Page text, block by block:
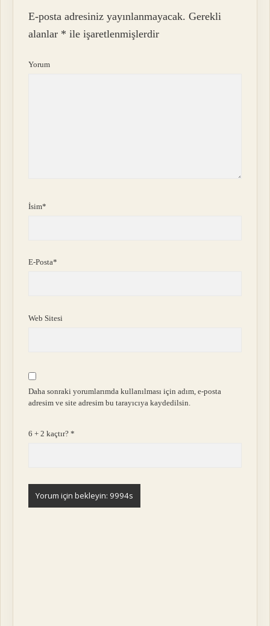
E-posta adresiniz yayınlanmayacak. Gerekli
alanlar * ile işaretlenmişlerdir
Yorum
İsim*
E-Posta*
Web Sitesi
Daha sonraki yorumlarımda kullanılması için adım, e-posta
adresim ve site adresim bu tarayıcıya kaydedilsin.
6 + 2 kaçtır?*